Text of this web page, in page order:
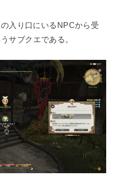
入り口にいるNPCから受
うサブクエである。